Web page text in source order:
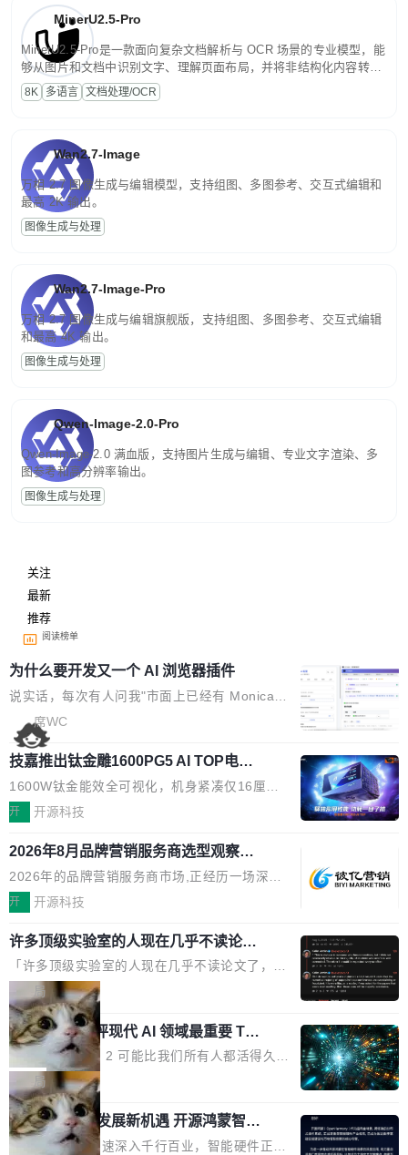
MinerU2.5-Pro
MinerU2.5-Pro是一款面向复杂文档解析与 OCR 场景的专业模型，能
够从图片和文档中识别文字、理解页面布局，并将非结构化内容转换
为便于存储、检索和二次处理的结构化结果。
8K 多语言 文档处理/OCR
Wan2.7-Image
万相 2.7 图像生成与编辑模型，支持组图、多图参考、交互式编辑和
最高 2K 输出。
图像生成与处理
Wan2.7-Image-Pro
万相 2.7 图像生成与编辑旗舰版，支持组图、多图参考、交互式编辑
和最高 4K 输出。
图像生成与处理
Qwen-Image-2.0-Pro
Qwen-Image-2.0 满血版，支持图片生成与编辑、专业文字渲染、多
图参考和高分辨率输出。
图像生成与处理
关注
最新
推荐
阅读榜单
为什么要开发又一个 AI 浏览器插件
说实话，每次有人问我"市面上已经有 Monica、
Sider、Copilot for Chrome 这些 AI 浏览器插件
了，你为什么还要再做一个"，我都觉得这个问题
问得好。 因为我自己也是从用户变成开发者的。
现有产品的天花板 我用过不少 AI 浏览器插件。
刚开始觉得都挺好——选中一段文字，弹出解
要。但用久了你会发现，它们本质上都是同一类
东西：一个带网页上下文的聊天框。 它们能读取
页面的文本，然后把文本丢给大模型，再返回一
段回答。仅此而已。 这当然有用，但总觉得差点
意思。比如我在一个后台管理系统里，需要填50
个表单字段，每个字段还有联动逻辑；比如我
想...
席WC
技嘉推出钛金雕1600PG5 AI TOP电
源：为发烧级主机与本地AI算力打造旗
舰供电方案
1600W钛金能效全可视化，机身紧凑仅16厘米
继2026台北电脑展首度亮相后，技嘉科技近日正
电源专为发烧级DIY主机与本地AI算力平台打
造，整机长度仅16厘米，提供1600W额定功率
与80PLUS钛金能效；支持ATX 3.1与PCIe 5.1
规范，结合服务器级元件、完善供电线材与内置
实时LCD监控屏，可充分满足当下高阶PC主机
的严苛使用需求。 澎湃功率，紧凑机身 钛金雕1
600PG5 AI TOP具备强悍输出功率，同时实现
机身尺寸大幅精简。整机长度仅16厘米，属于同
功率段机身尺寸十分紧凑的1600W电源产品。小
巧机身有效提升市面主流标准A...
开 开源科技
2026年8月品牌营销服务商选型观察：
从流量思维到品牌资产思维的范式转移
2026年的品牌营销服务商市场,正经历一场深刻
的价值重构。全球全案品牌代理机构市场从2025
复合增长率达5.44%,预计2032年将突破120亿美
元。数字广告与公共关系相关服务市场更是从20
25年的8463亿美元扩张至2026年的8763亿美
元。数字的背后是一个清晰的事实——品牌对专
业化营销服务的需求从未如此迫切。 但市场扩容
的同时,服务商的竞争逻辑正在改变。2026年Top
Agency年度合辑的观察指出,“产品”这个离消费
者最近的载体,在整个品牌营销层面的权重显著变
高了。全域营销服务商的竞争正在从规模转向深
度,案例厚度、全域覆盖、多线协同...
开 开源科技
许多顶级实验室的人现在几乎不读论文
了
「许多顶级实验室的人现在几乎不读论文了，而
且他们认为 ICLR/ICML/NeurIPS 充斥着大量过
度宣传和欺诈。」 OpenAI 研究员 Keller Jorda
n 这条推文引发了广泛讨论。他不是在说风凉
话，他是说出了一个圈内人尽皆知但很少公开捅
破的事实。 Jordan 随后补充了一句软化声明：
「我不认为这些会议上大部分论文都在过度宣传
或造假。问题是，作为读者，如果你筛选出那些
看起来最令人兴奋的论文，那它们大部分都是过
局
xAI 前工程师评现代 AI 领域最重要 Top
3 开源项目
Flash Attention 2 可能比我们所有人都活得久。
这句话不是来自某个技术博客，而是出自 Hieu
Pham 的一条推文。Hieu Pham 是谁？他是 xAI
的早期工程师之一，在 Grok 训练基础设施团队
工作过。近日他在 X 上发了一条帖子，列出了他
局
共商智能硬件发展新机遇 开源鸿蒙智能
硬件开发者日杭州站即将举行
随着万物智联加速深入千行百业，智能硬件正从